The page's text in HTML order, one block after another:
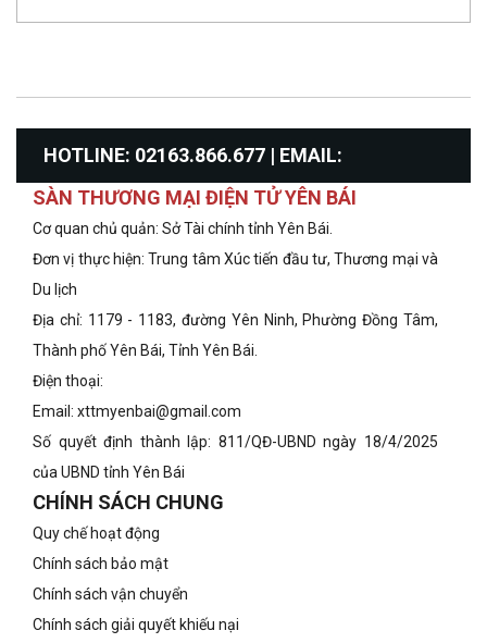
HOTLINE: 02163.866.677 | EMAIL:
xttmyenbai@gmail.com
SÀN THƯƠNG MẠI ĐIỆN TỬ YÊN BÁI
Cơ quan chủ quản: Sở Tài chính tỉnh Yên Bái.
Đơn vị thực hiện: Trung tâm Xúc tiến đầu tư, Thương mại và
Du lịch
Địa chỉ: 1179 - 1183, đường Yên Ninh, Phường Đồng Tâm,
Thành phố Yên Bái, Tỉnh Yên Bái.
Điện thoại:
Email: xttmyenbai@gmail.com
Số quyết định thành lập: 811/QĐ-UBND ngày 18/4/2025
của UBND tỉnh Yên Bái
CHÍNH SÁCH CHUNG
Quy chế hoạt động
Chính sách bảo mật
Chính sách vận chuyển
Chính sách giải quyết khiếu nại